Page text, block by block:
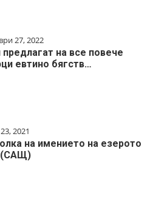
27, 2022
на все повече
евтино бягств…
2021
на имението на езерото
(САЩ)